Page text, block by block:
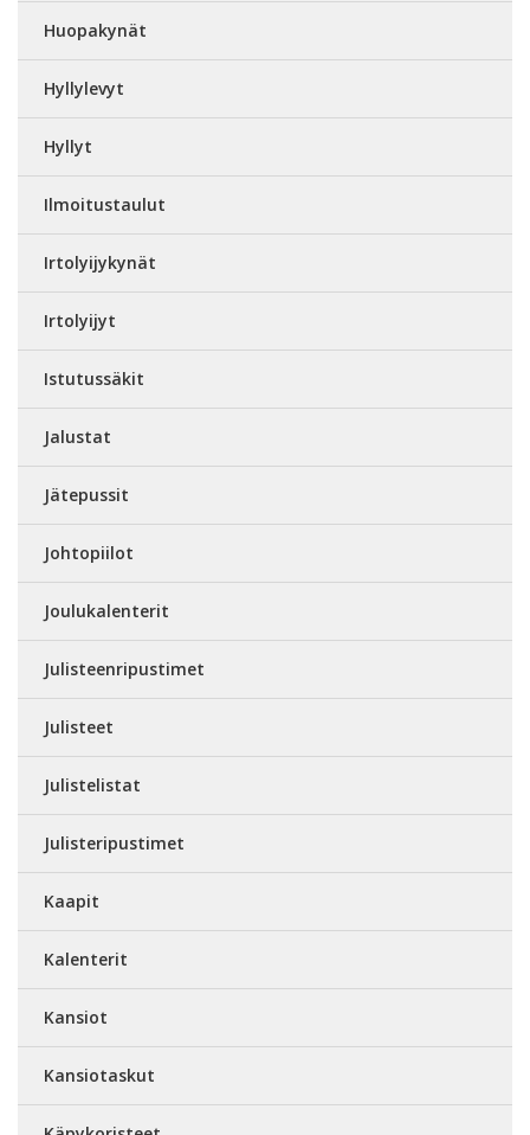
Huopakynät
Hyllylevyt
Hyllyt
Ilmoitustaulut
Irtolyijykynät
Irtolyijyt
Istutussäkit
Jalustat
Jätepussit
Johtopiilot
Joulukalenterit
Julisteenripustimet
Julisteet
Julistelistat
Julisteripustimet
Kaapit
Kalenterit
Kansiot
Kansiotaskut